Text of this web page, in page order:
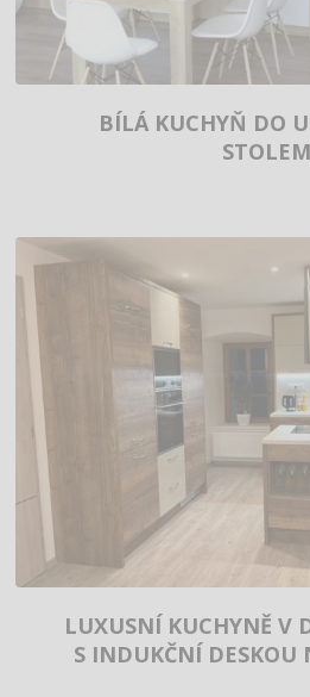
BÍLÁ KUCHYŇ DO
STOLEM
LUXUSNÍ KUCHYNĚ V
S INDUKČNÍ DESKOU